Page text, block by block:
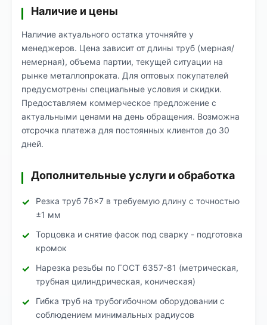
Наличие и цены
Наличие актуального остатка уточняйте у
менеджеров. Цена зависит от длины труб (мерная/
немерная), объема партии, текущей ситуации на
рынке металлопроката. Для оптовых покупателей
предусмотрены специальные условия и скидки.
Предоставляем коммерческое предложение с
актуальными ценами на день обращения. Возможна
отсрочка платежа для постоянных клиентов до 30
дней.
Дополнительные услуги и обработка
Резка труб 76×7 в требуемую длину с точностью
±1 мм
Торцовка и снятие фасок под сварку - подготовка
кромок
Нарезка резьбы по ГОСТ 6357-81 (метрическая,
трубная цилиндрическая, коническая)
Гибка труб на трубогибочном оборудовании с
соблюдением минимальных радиусов